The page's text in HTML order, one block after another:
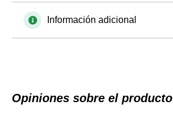
Información adicional
Opiniones sobre el producto